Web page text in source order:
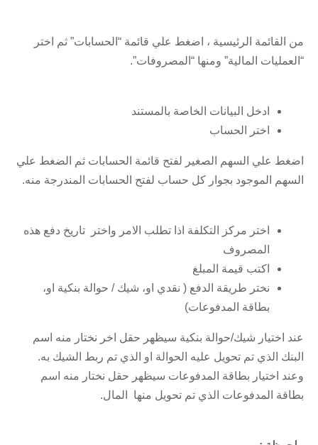
من القائمة الرئيسية ، اضغط علي قائمة “الحسابات” ثم اختر
“العمليات المالية” ومنها “المصروفات”.
ادخل البيانات الخاصة بالمستند
اختر الحساب
اضغط علي السهم الصغير لفتح قائمة الحسابات ثم الضغط علي
السهم الموجود بجوار كل حساب لفتح الحسابات المندرجة منه.
اختر مركز التكلفة اذا تطلب الامر واختر تاريخ دفع هذه
المصروف
اكتب قيمة المبلغ
نختر طريقة الدفع ( نقدي او، شيك / حوالة بنكية او،
بطاقة المدفوعات)
عند اختيار شيك/حوالة بنكية سيظهر حقل اخر نختار منه اسم
البنك الذي تم تحويل عليه الحوالة او الذي تم ربط الشيك به.
وعند اختيار بطاقة المدفوعات سيظهر حقل نختار منه اسم
بطاقة المدفوعات الذي تم تحويل منها المال.